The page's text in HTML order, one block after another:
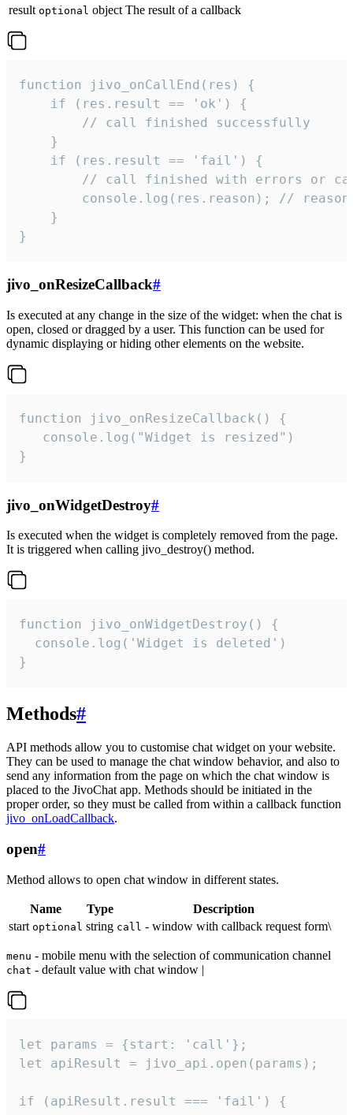
result optional object The result of a callback
function jivo_onCallEnd(res) {
    if (res.result == 'ok') {
        // call finished successfully
    }
    if (res.result == 'fail') {
// call finished with errors or
console.log(res.reason); //
    }
}
jivo_onResizeCallback#
Is executed at any change in the size of the widget: when the chat is
open, closed or dragged by a user. This function can be used for
dynamic displaying or hiding other elements on the website.
function jivo_onResizeCallback() {
   console.log("Widget is resized")
}
jivo_onWidgetDestroy#
Is executed when the widget is completely removed from the page.
It is triggered when calling jivo_destroy() method.
function jivo_onWidgetDestroy() {
  console.log('Widget is deleted')
}
Methods#
API methods allow you to customise chat widget on your website.
They can be used to manage the chat window behavior, and also to
send any information from the page on which the chat window is
placed to the JivoChat app. Methods should be initiated in the
proper order, so they must be called from within a callback function
jivo_onLoadCallback.
open#
Method allows to open chat window in different states.
Name Type
Description
start optional string call - window with callback request form\
menu - mobile menu with the selection of communication channel
chat - default value with chat window |
let params = {start: 'call'};
let apiResult = jivo_api.open(params);
if (apiResult.result === 'fail') {